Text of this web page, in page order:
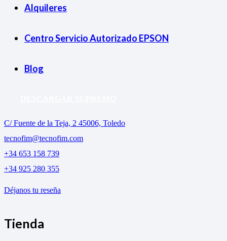
Alquileres
Centro Servicio Autorizado EPSON
Blog
C/ Fuente de la Teja, 2 45006, Toledo
tecnofim@tecnofim.com
+34 653 158 739
+34 925 280 355
Déjanos tu reseña
Tienda